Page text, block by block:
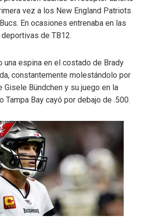
vez a los New England Patriots
En ocasiones entrenaba en las
de TB12.
una espina en el costado de Brady
constantemente molestándolo por
Gisele Bündchen y su juego en la
Tampa Bay cayó por debajo de .500.